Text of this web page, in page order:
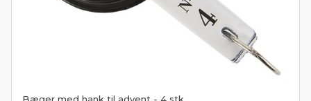
Bæger med hank til advent - 4 stk